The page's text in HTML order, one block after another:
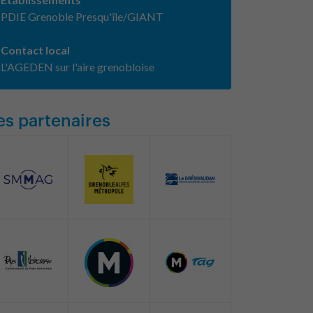
PDIE Grenoble Presqu'île/GIANT
Contact local
L'AGEDEN sur l'aire grenobloise
partenaires